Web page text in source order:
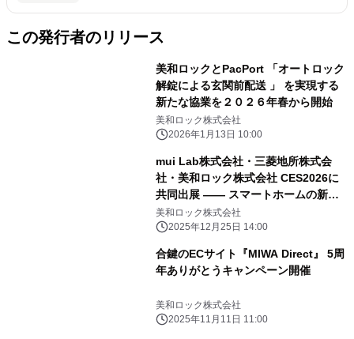
この発行者のリリース
美和ロックとPacPort 「オートロック
解錠による玄関前配送 」 を実現する
新たな協業を２０２６年春から開始
美和ロック株式会社
2026年1月13日 10:00
mui Lab株式会社・三菱地所株式会
社・美和ロック株式会社 CES2026に
共同出展 ―― スマートホームの新し
い体験を世界へ
美和ロック株式会社
2025年12月25日 14:00
合鍵のECサイト『MIWA Direct』 5周
年ありがとうキャンペーン開催
美和ロック株式会社
2025年11月11日 11:00